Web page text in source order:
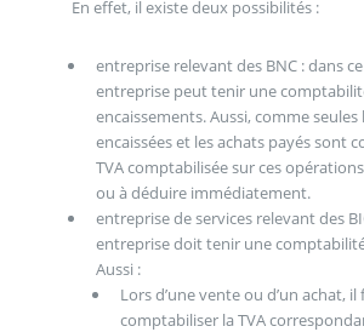
En effet, il existe deux possibilités :
entreprise relevant des BNC : dans
entreprise peut tenir une
encaissements. Aussi, comme seules
encaissées et les achats payés sont
TVA comptabilisée sur ces
ou à déduire immédiatement.
entreprise de services relevant des
entreprise doit tenir une
Aussi :
Lors d’une vente ou d’un achat, il
comptabiliser la TVA